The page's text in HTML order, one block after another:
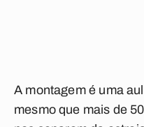
A montagem é uma
mesmo que mais de